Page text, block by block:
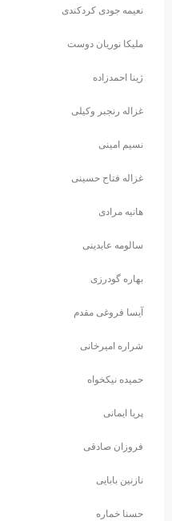
نعیمه جودی کردکندی
ملیکا نوریان دوست
ژینا احمدزاده
غزاله رنجبر وکیلی
نسیم امینی
غزاله فتاح حسینی
هانیه مرادی
سالومه عابدینی
بهاره گودرزی
آیسا فروغی مقدم
شراره امیرخانی
حمیده نیکخواه
پریا ایمانی
فروزان صادقی
نازنین بابایی
حسنا خماره